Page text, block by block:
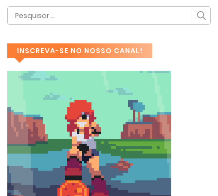
INSCREVA-SE NO NOSSO CANAL!